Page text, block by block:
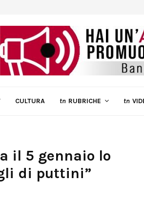
CULTURA tn RUBRICHE tn
il 5 gennaio lo
di puttini”